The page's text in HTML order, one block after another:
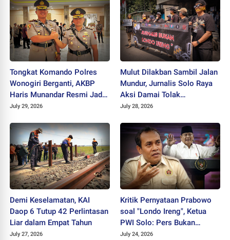
Tongkat Komando Polres
Wonogiri Berganti, AKBP
Haris Munandar Resmi Jadi
Kapolres Baru
July 29, 2026
Mulut Dilakban Sambil Jalan
Mundur, Jurnalis Solo Raya
Aksi Damai Tolak
Stigmatisasi "Londo Ireng"
July 28, 2026
Demi Keselamatan, KAI
Daop 6 Tutup 42 Perlintasan
Liar dalam Empat Tahun
July 27, 2026
Kritik Pernyataan Prabowo
soal "Londo Ireng", Ketua
PWI Solo: Pers Bukan
Musuh Pemerintah
July 24, 2026